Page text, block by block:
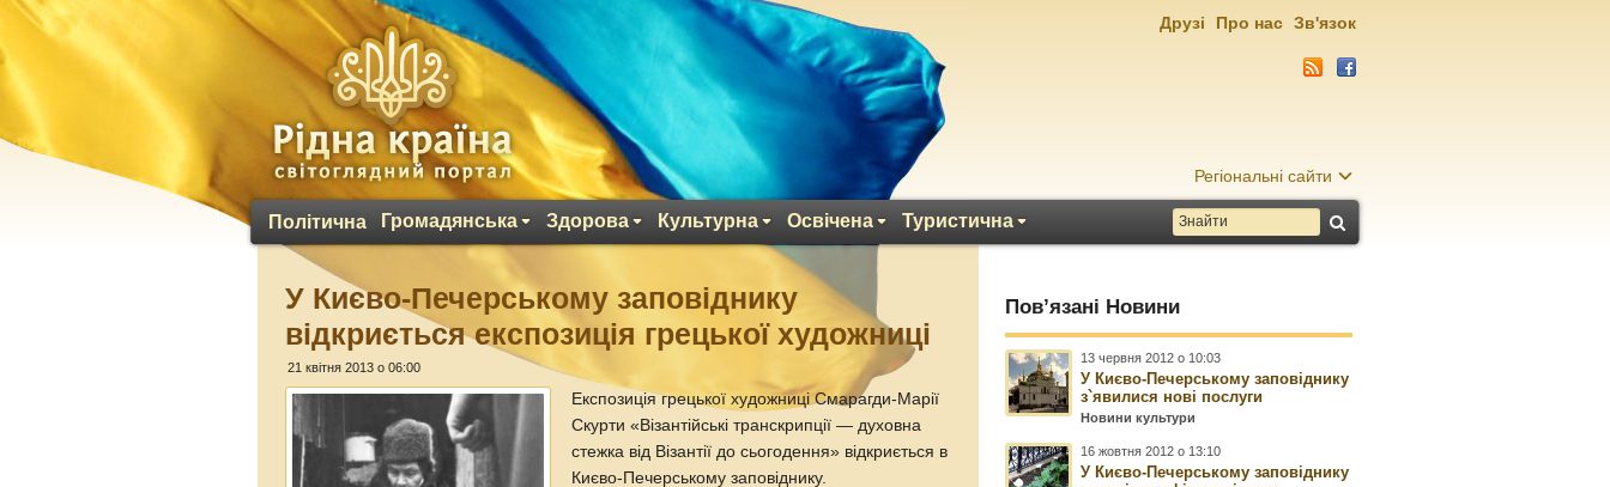
Регіональні сайти
Політична Громадянська Здорова Культурна Освічена Туристична
Друзі Про нас Зв'язок
У Києво-Печерському заповіднику
відкриється експозиція грецької художниці
21 квітня 2013 о 06:00
Експозиція грецької художниці Смарагди-Марії
Скурти «Візантійські транскрипції — духовна
стежка від Візантії до сьогодення» відкриється в
Києво-Печерському заповіднику.
Пов’язані Новини
13 червня 2012 о 10:03
У Києво-Печерському заповіднику
з`явилися нові послуги
Новини культури
16 жовтня 2012 о 13:10
У Києво-Печерському заповіднику